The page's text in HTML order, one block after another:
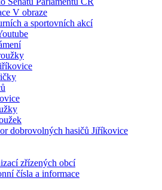
V obraze
a sportovních akcí
dobrovolných hasičů Jiříkovice
zřízených obcí
čísla a informace